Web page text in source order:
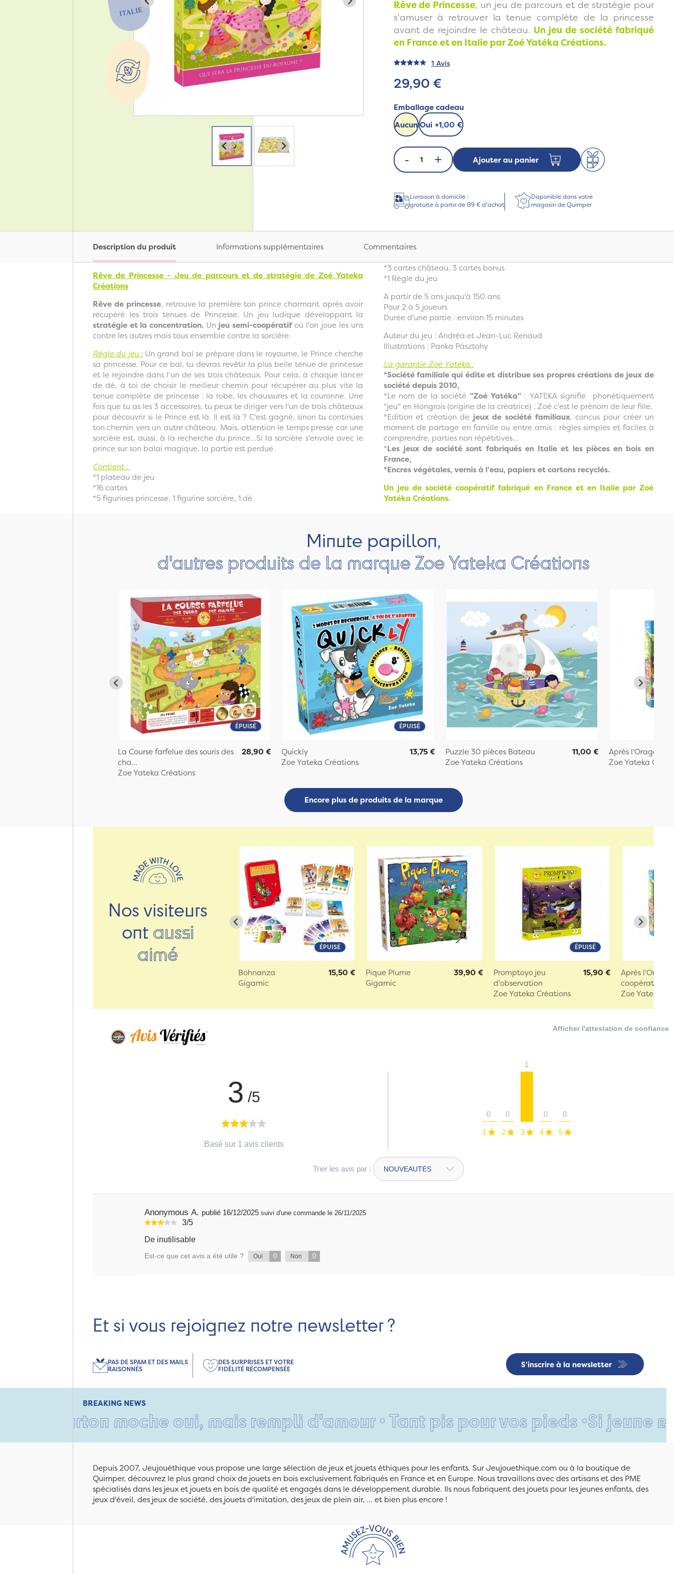
Rêve de Princesse, un jeu de parcours et de stratégie pour
s'amuser à retrouver la tenue complète de la princesse
avant de rejoindre le château. Un jeu de société fabriqué
en France et en Italie par Zoé Yatéka Créations.
1 Avis
29,90 €
Emballage cadeau
AucunOui +1,00 €
- + Ajouter au panier
Livraison à domicile :
gratuite à partir de 89 € d'achat
Disponible dans votre
magasin de Quimper
Description du produit Informations supplémentaires Commentaires
Rêve de Princesse - Jeu de parcours et de stratégie de Zoé Yateka
Créations
Rêve de princesse, retrouve la première ton prince charmant après avoir
récupéré les trois tenues de Princesse. Un jeu ludique développant la
stratégie et la concentration. Un jeu semi-coopératifoù l'on joue les uns
contre les autres mais tous ensemble contre la sorcière.
Règle du jeu : Un grand bal se prépare dans le royaume, le Prince cherche
sa princesse. Pour ce bal, tu devras revêtir la plus belle tenue de princesse
et le rejoindre dans l’un de ses trois châteaux. Pour cela, à chaque lancer
de dé, à toi de choisir le meilleur chemin pour récupérer au plus vite la
tenue complète de princesse : la robe, les chaussures et la couronne. Une
fois que tu as les 3 accessoires, tu peux te diriger vers l'un de trois châteaux
pour découvrir si le Prince est là. Il est là ? C'est gagné, sinon tu continues
ton chemin vers un autre château. Mais, attention le temps presse car une
sorcière est, aussi, à la recherche du prince...Si la sorcière s'envole avec le
prince sur son balai magique, la partie est perdue.
Contient :
*1 plateau de jeu
*16 cartes
*5 figurines princesse, 1 figurine sorcière, 1 dé
*3 cartes château, 3 cartes bonus
*1 Règle du jeu
A partir de 5 ans jusqu'à 150 ans
Pour 2 à 5 joueurs
Durée d'une partie : environ 15 minutes
Auteur du jeu : Andréa et Jean-Luc Renaud
Illustrations : Panka Pásztohy
La garantie Zoé Yatéka :
*Société familiale qui édite et distribue ses propres créations de jeux de
société depuis 2010,
*Le nom de la société "Zoé Yatéka": YATEKA signifie phonétiquement
"jeu" en Hongrois (origine de la créatrice) ; Zoé c'est le prénom de leur fille,
*Edition et création de jeux de société familiaux, concus pour créer un
moment de partage en famille ou entre amis : règles simples et faciles à
comprendre, parties non répétitives...
*Les jeux de société sont fabriqués en Italie et les pièces en bois en
France,
*Encres végétales, vernis à l'eau, papiers et cartons recyclés.
Un jeu de société coopératif fabriqué en France et en Italie par Zoé
Yatéka Créations.
Minute papillon,
d'autres produits de la marque Zoe Yateka Créations
ÉPUISÉ
La Course farfelue des souris des
cha...
Zoe Yateka Créations
28,90 €
ÉPUISÉ
Quickly
Zoe Yateka Créations
13,75 €
Puzzle 30 pièces Bateau
Zoe Yateka Créations
11,00 €
Après l'Orage
Zoe Yateka
Encore plus de produits de la marque
Nos visiteurs
ont aussi
aimé
ÉPUISÉ
Bohnanza
Gigamic
15,50 €
Pique Plume
Gigamic
39,90 €
ÉPUISÉ
Promptoyo jeu
d'observation
Zoe Yateka Créations
15,90 €
Après l'Orage
coopératif
Zoe Yateka
Afficher l'attestation de confiance
3 /5
Basé sur 1 avis clients
1
0
2
0
3
1
4
0
5
0
Trier les avis par :
Anonymous A. publié 16/12/2025suivi d'une commande le 26/11/2025
3/5
De inutilisable
Est-ce que cet avis a été utile ? Oui 0 Non 0
Et si vous rejoignez notre newsletter ?
S'inscrire à la newsletter
PAS DE SPAM ET DES MAILS
RAISONNÉS
DES SURPRISES ET VOTRE
FIDÉLITÉ RÉCOMPENSÉE
BREAKING NEWS
moche oui, mais rempli d'amour • Tant pis pour vos pieds •Si jeune et déjà si
Depuis 2007, Jeujouéthique vous propose une large sélection de jeux et jouets éthiques pour les enfants. Sur Jeujouethique.com ou à la boutique de
Quimper, découvrez le plus grand choix de jouets en bois exclusivement fabriqués en France et en Europe. Nous travaillons avec des artisans et des PME
spécialisés dans les jeux et jouets en bois de qualité et engagés dans le développement durable. Ils nous fabriquent des jouets pour les jeunes enfants, des
jeux d'éveil, des jeux de société, des jouets d'imitation, des jeux de plein air, ... et bien plus encore !